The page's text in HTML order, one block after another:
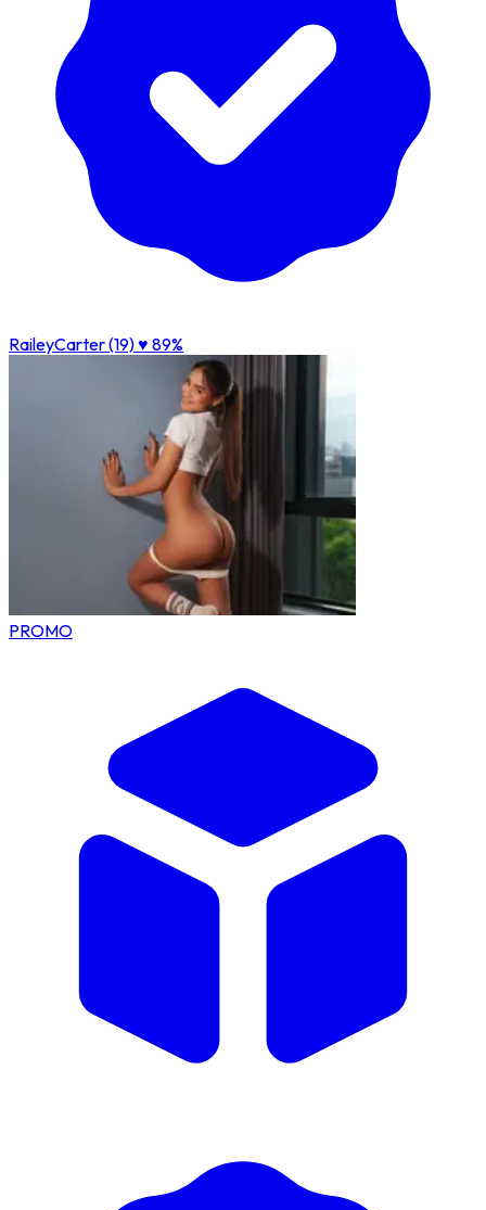
RaileyCarter (19)♥ 89%
PROMO